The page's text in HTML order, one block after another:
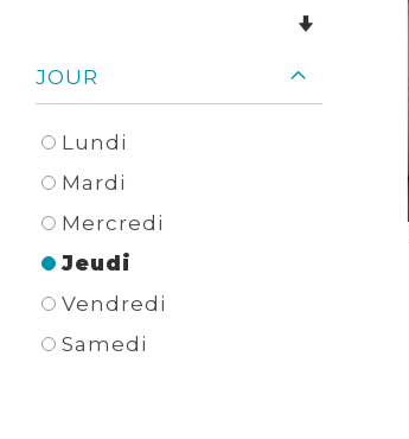
JOUR
Lundi
Mardi
Mercredi
Jeudi
Vendredi
Samedi